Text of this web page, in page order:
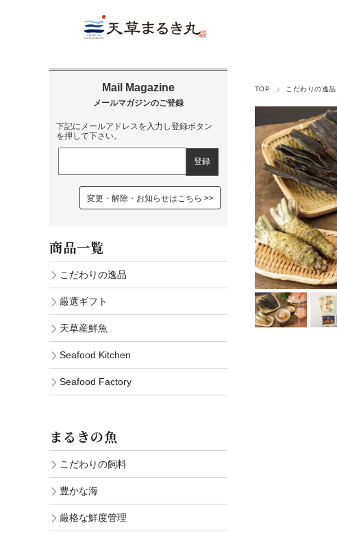
TOP こだわりの逸品
下記にメールアドレスを入力し登録ボタン
を押して下さい。
変更・解除・お知らせはこちら
商品一覧
こだわりの逸品
厳選ギフト
天草産鮮魚
Seafood Kitchen
Seafood Factory
まるきの魚
こだわりの飼料
豊かな海
厳格な鮮度管理